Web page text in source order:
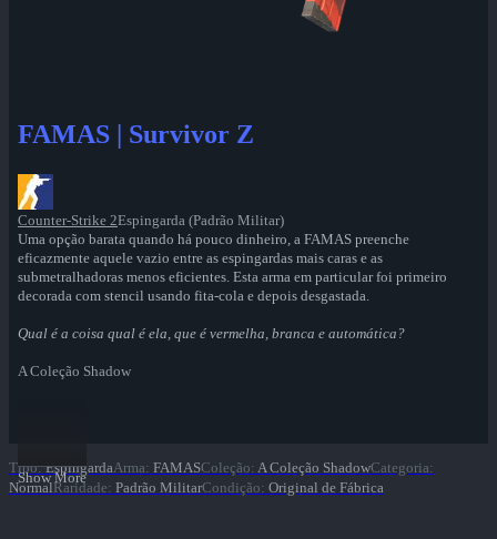
FAMAS | Survivor Z
Counter-Strike 2Espingarda (Padrão Militar)
Uma opção barata quando há pouco dinheiro, a FAMAS preenche
eficazmente aquele vazio entre as espingardas mais caras e as
submetralhadoras menos eficientes. Esta arma em particular foi primeiro
decorada com stencil usando fita-cola e depois desgastada.
Qual é a coisa qual é ela, que é vermelha, branca e automática?
A Coleção Shadow
Show More
Tipo: EspingardaArma: FAMASColeção: A Coleção ShadowCategoria:
Normal Raridade: Padrão MilitarCondição: Original de Fábrica